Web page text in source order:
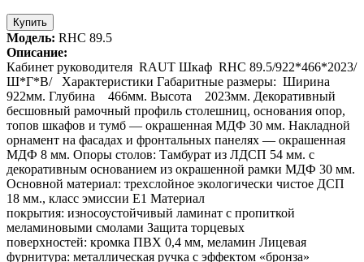
Купить
Модель: RHC 89.5
Описание:
Кабинет руководителя RAUT Шкаф RHC 89.5/922*466*2023/
Ш*Г*В/ Характеристики Габаритные размеры: Ширина
922мм. Глубина 466мм. Высота 2023мм. Декоративный
бесшовный рамочный профиль столешниц, основания опор,
топов шкафов и тумб — окрашенная МДФ 30 мм. Накладной
орнамент на фасадах и фронтальных панелях — окрашенная
МДФ 8 мм. Опоры столов: Тамбурат из ЛДСП 54 мм. с
декоративным основанием из окрашенной рамки МДФ 30 мм.
Основной материал: трехслойное экологически чистое ДСП
18 мм., класс эмиссии Е1 Материал
покрытия: износоустойчивый ламинат с пропиткой
меламиновыми смолами Защита торцевых
поверхностей: кромка ПВХ 0,4 мм, меламин Лицевая
фурнитура: металлическая ручка с эффектом «бронза»